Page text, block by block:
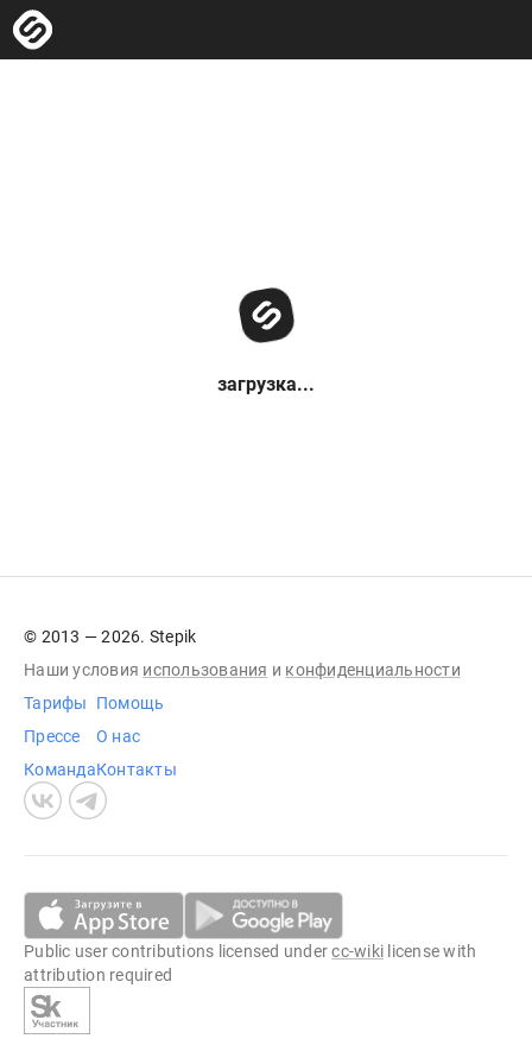
загрузка...
© 2013 — 2026. Stepik
Наши условия использования и конфиденциальности
Тарифы
Прессе
Команда
Помощь
О нас
Контакты
Public user contributions licensed undercc-wiki license with
attribution required